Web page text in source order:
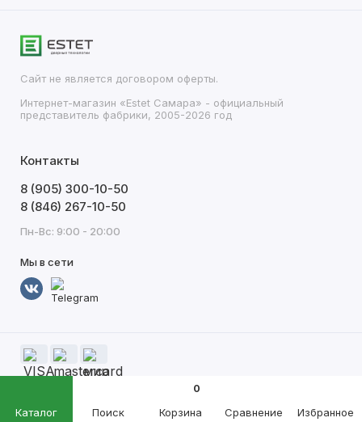
Каталог Поиск Корзина
0
Сравнение Избранное
Сайт не является договором оферты.
Интернет-магазин «Estet Самара» - официальный
представитель фабрики, 2005-2026 год
Контакты
8 (905) 300-10-50
8 (846) 267-10-50
Пн-Вс: 9:00 - 20:00
Мы в сети